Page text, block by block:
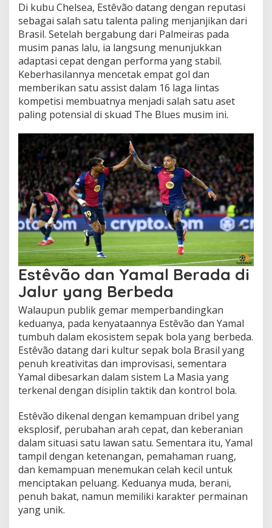
Di kubu Chelsea, Estêvão datang dengan reputasi
sebagai salah satu talenta paling menjanjikan dari
Brasil. Setelah bergabung dari Palmeiras pada
musim panas lalu, ia langsung menunjukkan
adaptasi cepat dengan performa yang stabil.
Keberhasilannya mencetak empat gol dan
memberikan satu assist dalam 16 laga lintas
kompetisi membuatnya menjadi salah satu aset
paling potensial di skuad The Blues musim ini.
Estêvão dan Yamal Berada di
Jalur yang Berbeda
Walaupun publik gemar memperbandingkan
keduanya, pada kenyataannya Estêvão dan Yamal
tumbuh dalam ekosistem sepak bola yang berbeda.
Estêvão datang dari kultur sepak bola Brasil yang
penuh kreativitas dan improvisasi, sementara
Yamal dibesarkan dalam sistem La Masia yang
terkenal dengan disiplin taktik dan kontrol bola.
Estêvão dikenal dengan kemampuan dribel yang
eksplosif, perubahan arah cepat, dan keberanian
dalam situasi satu lawan satu. Sementara itu, Yamal
tampil dengan ketenangan, pemahaman ruang,
dan kemampuan menemukan celah kecil untuk
menciptakan peluang. Keduanya muda, berani,
penuh bakat, namun memiliki karakter permainan
yang unik.